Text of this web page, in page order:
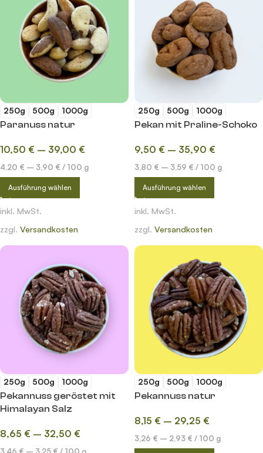
250g 500g 1000g
Paranuss natur
10,50 € – 39,00 €
4,20 € – 3,90 € / 100 g
Ausführung wählen
inkl. MwSt.
zzgl. Versandkosten
250g 500g 1000g
Pekan mit Praline-Schoko
9,50 € – 35,90 €
3,80 € – 3,59 € / 100 g
Ausführung wählen
inkl. MwSt.
zzgl. Versandkosten
250g 500g 1000g
Pekannuss geröstet mit
Himalayan Salz
8,65 € – 32,50 €
250g 500g 1000g
Pekannuss natur
8,15 € – 29,25 €
3,26 € – 2,93 € / 100 g